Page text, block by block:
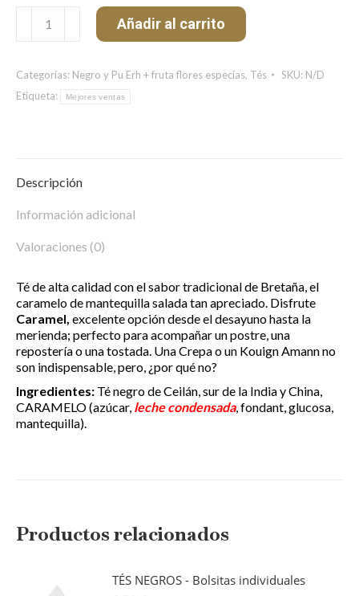
beurre
cantidad
Añadir al carrito
Categorías: Negro y Pu Erh + fruta flores especias, Tés SKU: N/D
Etiqueta:
Mejores ventas
Descripción
Información adicional
Valoraciones (0)
Té de alta calidad con el sabor tradicional de Bretaña, el
caramelo de mantequilla salada tan apreciado. Disfrute
Caramel, excelente opción desde el desayuno hasta la
merienda; perfecto para acompañar un postre, una
repostería o una tostada. Una Crepa o un Kouign Amann no
son indispensable, pero, ¿por qué no?
Ingredientes: Té negro de Ceilán, sur de la India y China,
CARAMELO (azúcar, leche condensada, fondant, glucosa,
mantequilla).
Productos relacionados
TÉS NEGROS - Bolsitas individuales